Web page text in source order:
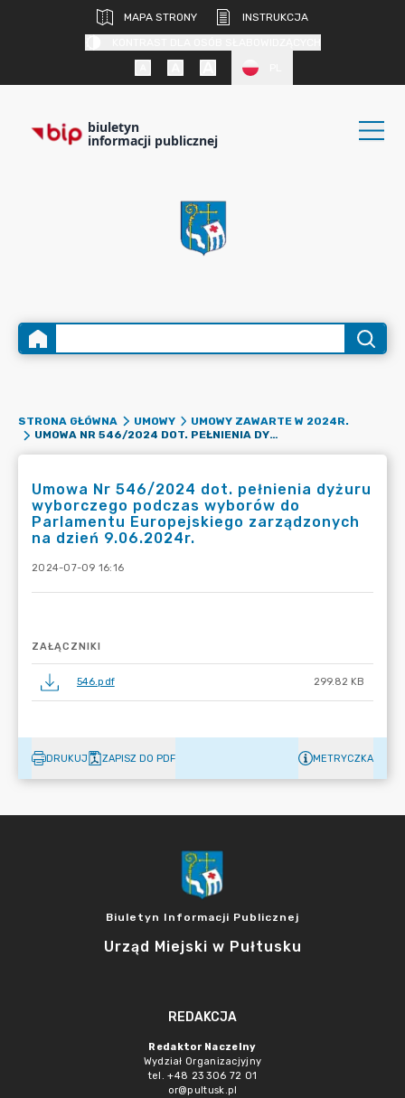
MAPA STRONY
INSTRUKCJA
biuletyn
informacji publicznej
STRONA GŁÓWNA UMOWY
UMOWY ZAWARTE W 2024R.
UMOWA NR 546/2024 DOT. PEŁNIENIA DYŻURU WYBORCZEGO PODCZAS WYBORÓW DO PARLAMENTU EUROPEJSKIEGO ZARZĄDZONYCH NA DZIEŃ 9.06.2024R.
Umowa Nr 546/2024 dot. pełnienia dyżuru
wyborczego podczas wyborów do
Parlamentu Europejskiego zarządzonych
na dzień 9.06.2024r.
2024-07-09 16:16
ZAŁĄCZNIKI
546.pdf 299.82 KB
DRUKUJ ZAPISZ DO PDF METRYCZKA
Biuletyn Informacji Publicznej
Urząd Miejski w Pułtusku
REDAKCJA
Redaktor Naczelny
Wydział Organizacjyjny
tel. +48 23 306 72 01
or@pultusk.pl